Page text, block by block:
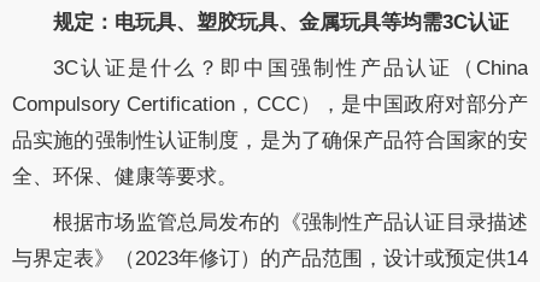
规定：电玩具、塑胶玩具、金属玩具等均需3C认证
3C认证是什么？即中国强制性产品认证（China
Compulsory Certification，CCC），是中国政府对部分产
品实施的强制性认证制度，是为了确保产品符合国家的安
全、环保、健康等要求。
根据市场监管总局发布的《强制性产品认证目录描述
与界定表》（2023年修订）的产品范围，设计或预定供14